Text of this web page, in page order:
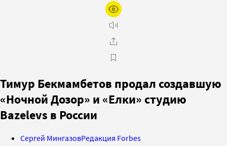
Тимур Бекмамбетов продал создавшую
«Ночной Дозор» и «Елки» студию
Bazelevs в России
Сергей МингазовРедакция Forbes